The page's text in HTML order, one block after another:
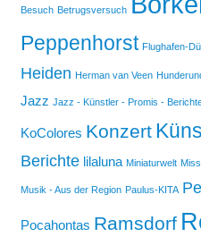
Besuch Betrugsversuch
Peppenhorst Flughafen-
Heiden Herman van Veen
Jazz Jazz - Künstler - Promis -
KoColores Konzert
Berichte lilaluna Miniaturwelt
Musik - Aus der Region Paulus-KITA
Pocahontas Ramsdorf